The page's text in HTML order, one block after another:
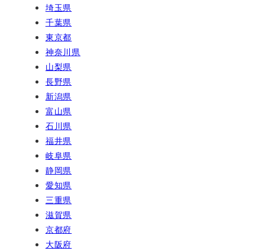
埼玉県
千葉県
東京都
神奈川県
山梨県
長野県
新潟県
富山県
石川県
福井県
岐阜県
静岡県
愛知県
三重県
滋賀県
京都府
大阪府